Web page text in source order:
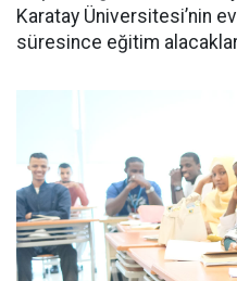
Karatay Üniversitesi’nin
süresince eğitim